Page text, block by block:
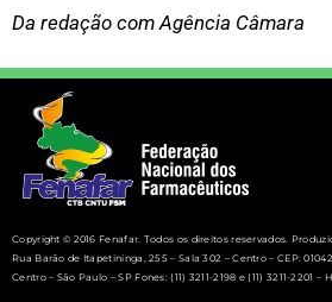
Da redação com Agência Câmara
Copyright © 2016 Fenafar. Todos os direitos reservados.
Rua Barão de Itapetininga, 255 – Sala 302 – Centro – CEP:
Centro – São Paulo – SP Fones: (11) 3211-2198 e (11) 3211-2201